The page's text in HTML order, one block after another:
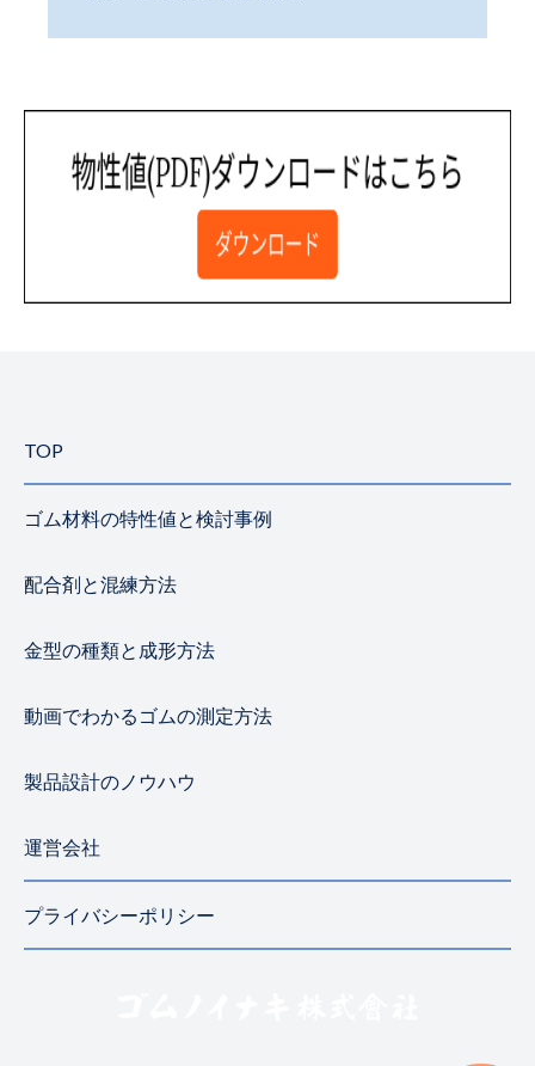
TOP
ゴム材料の特性値と検討事例
配合剤と混練方法
金型の種類と成形方法
動画でわかるゴムの測定方法
製品設計のノウハウ
運営会社
プライバシーポリシー